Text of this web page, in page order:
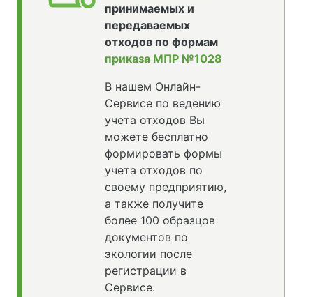
принимаемых и
передаваемых
отходов по формам
приказа МПР №1028
В нашем Онлайн-
Сервисе по ведению
учета отходов Вы
можете бесплатно
формировать формы
учета отходов по
своему предприятию,
а также получите
более 100 образцов
документов по
экологии после
регистрации в
Сервисе.